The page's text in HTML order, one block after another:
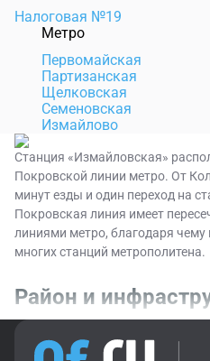
Налоговая №19
Метро
Первомайская
Партизанская
Щелковская
Семеновская
Измайлово
Станция «Измайловская»
Покровской линии метро. От
минут езды и один переход на
Покровская линия имеет
линиями метро, благодаря
многих станций метрополитена.
Район и
Станция расположена в